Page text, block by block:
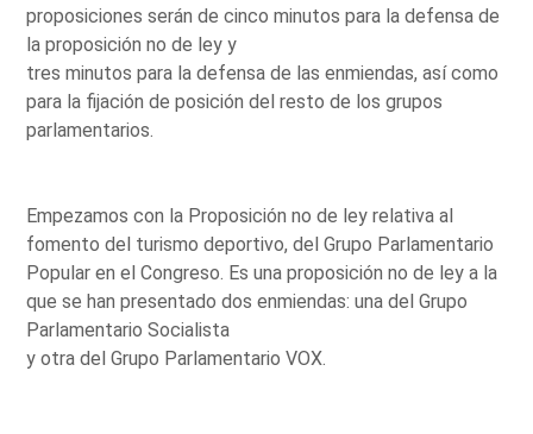
proposiciones serán de cinco minutos para la defensa de
la proposición no de ley y
tres minutos para la defensa de las enmiendas, así como
para la fijación de posición del resto de los grupos
parlamentarios.
Empezamos con la Proposición no de ley relativa al
fomento del turismo deportivo, del Grupo Parlamentario
Popular en el Congreso. Es una proposición no de ley a la
que se han presentado dos enmiendas: una del Grupo
Parlamentario Socialista
y otra del Grupo Parlamentario VOX.